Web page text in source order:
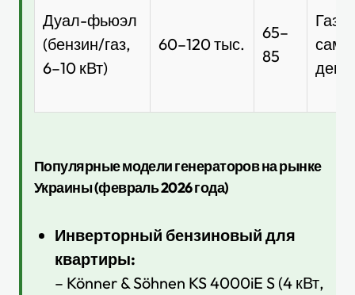
Дуал-фьюэл
(бензин/газ,
6–10 кВт)
60–120 тыс.
65–
85
Газ —
Популярные модели генераторов на рынке
Украины (февраль 2026 года)
Инверторный бензиновый для
квартиры:
– Könner & Söhnen KS 4000iE S (4 кВт,